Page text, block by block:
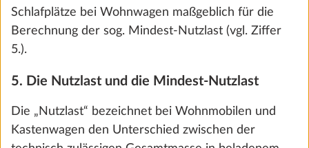
fortsetzen.
Vergewissere dich ggf. bei deinem HOBBY-
Gesamtmasse auch rechnerisch nicht überschritten
wird, d. h. dass ausreichend freie Masse für die
Mitfahrer (nur bei Wohnmobilen und Kastenwagen)
und die Mindest-Nutzlast verbleibt.